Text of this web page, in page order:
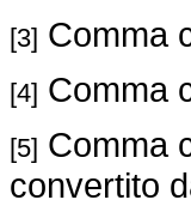
[3] Comma
[4] Comma
[5] Comma
convertito